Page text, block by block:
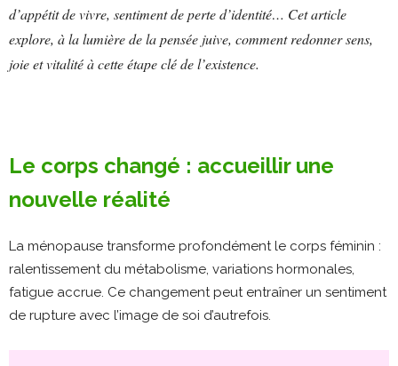
d’appétit de vivre, sentiment de perte d’identité… Cet article
explore, à la lumière de la pensée juive, comment redonner sens,
joie et vitalité à cette étape clé de l’existence.
Le corps changé : accueillir une
nouvelle réalité
La ménopause transforme profondément le corps féminin :
ralentissement du métabolisme, variations hormonales,
fatigue accrue. Ce changement peut entraîner un sentiment
de rupture avec l’image de soi d’autrefois.